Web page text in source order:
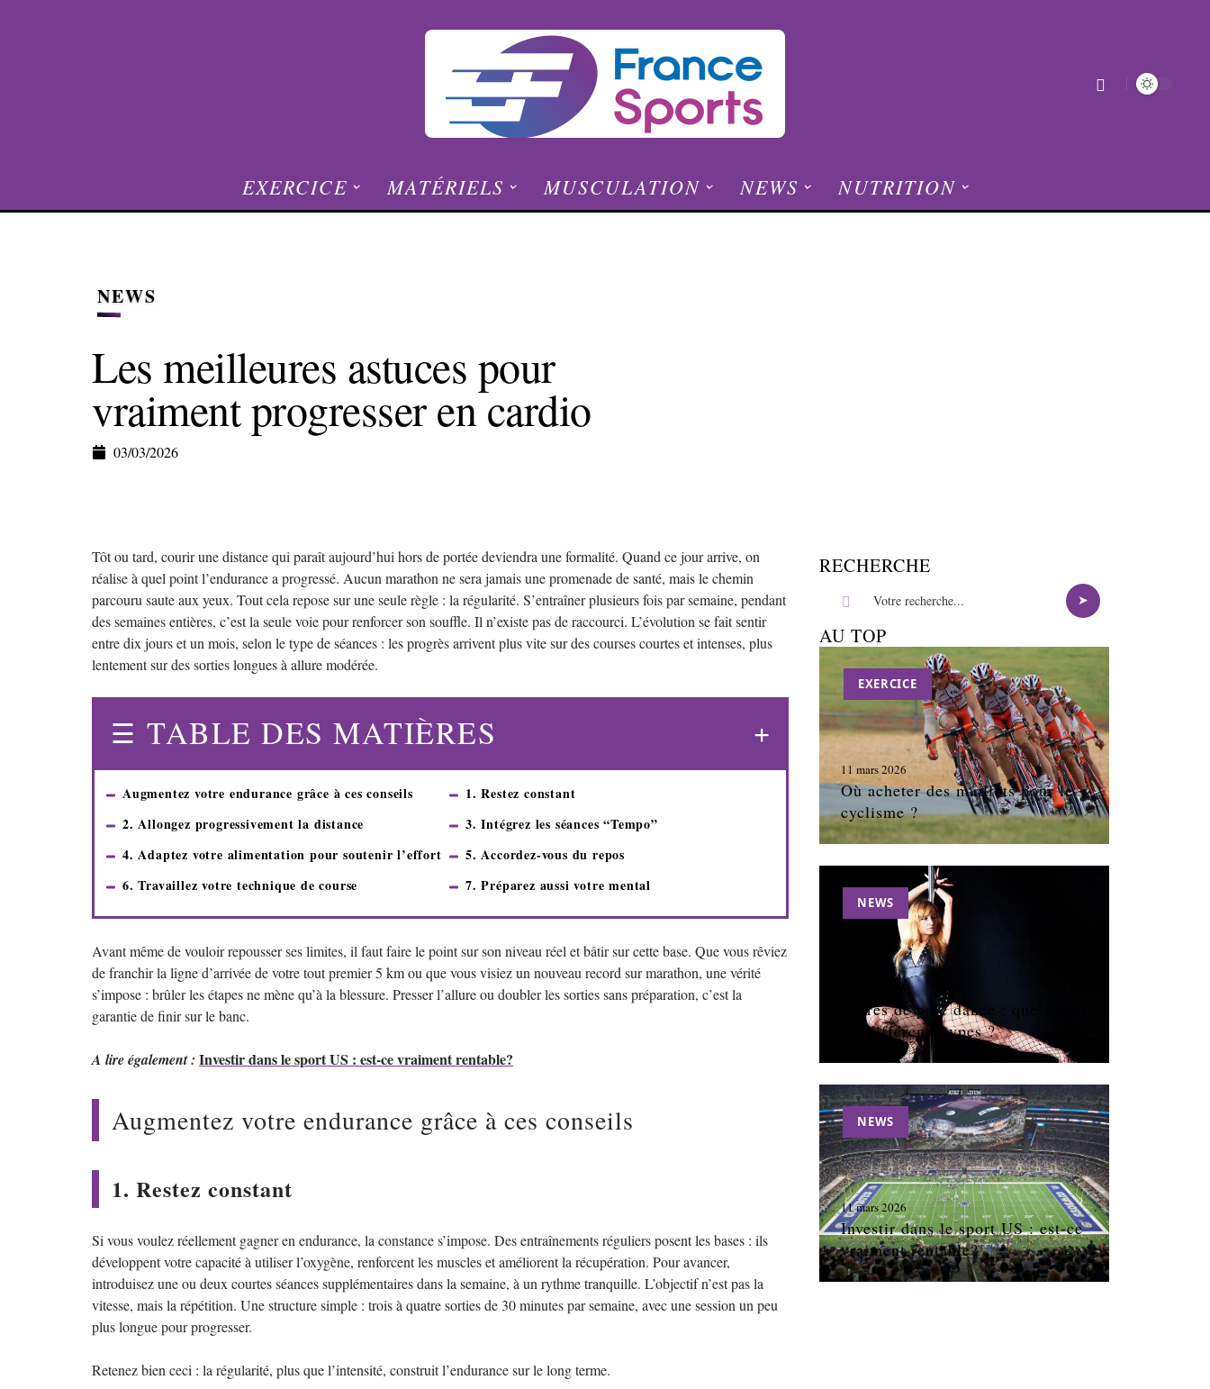
EXERCICE MATÉRIELS MUSCULATION NEWS NUTRITION
NEWS
Les meilleures astuces pour
vraiment progresser en cardio
03/03/2026
Tôt ou tard, courir une distance qui paraît aujourd’hui hors de portée deviendra une formalité. Quand ce jour arrive, on
réalise à quel point l’endurance a progressé. Aucun marathon ne sera jamais une promenade de santé, mais le chemin
parcouru saute aux yeux. Tout cela repose sur une seule règle : la régularité. S’entraîner plusieurs fois par semaine, pendant
des semaines entières, c’est la seule voie pour renforcer son souffle. Il n’existe pas de raccourci. L’évolution se fait sentir
entre dix jours et un mois, selon le type de séances : les progrès arrivent plus vite sur des courses courtes et intenses, plus
lentement sur des sorties longues à allure modérée.
TABLE DES MATIÈRES
Augmentez votre endurance grâce à ces conseils
1. Restez constant
2. Allongez progressivement la distance
3. Intégrez les séances “Tempo”
4. Adaptez votre alimentation pour soutenir l’effort
5. Accordez-vous du repos
6. Travaillez votre technique de course
7. Préparez aussi votre mental
Avant même de vouloir repousser ses limites, il faut faire le point sur son niveau réel et bâtir sur cette base. Que vous rêviez
de franchir la ligne d’arrivée de votre tout premier 5 km ou que vous visiez un nouveau record sur marathon, une vérité
s’impose : brûler les étapes ne mène qu’à la blessure. Presser l’allure ou doubler les sorties sans préparation, c’est la
garantie de finir sur le banc.
A lire également : Investir dans le sport US : est-ce vraiment rentable?
Augmentez votre endurance grâce à ces conseils
1. Restez constant
Si vous voulez réellement gagner en endurance, la constance s’impose. Des entraînements réguliers posent les bases : ils
développent votre capacité à utiliser l’oxygène, renforcent les muscles et améliorent la récupération. Pour avancer,
introduisez une ou deux courtes séances supplémentaires dans la semaine, à un rythme tranquille. L’objectif n’est pas la
vitesse, mais la répétition. Une structure simple : trois à quatre sorties de 30 minutes par semaine, avec une session un peu
plus longue pour progresser.
Retenez bien ceci : la régularité, plus que l’intensité, construit l’endurance sur le long terme.
RECHERCHE
AU TOP
EXERCICE
11 mars 2026
Où acheter des maillots pour le
cyclisme ?
NEWS
11 mars 2026
Barres de pole dance : quels sont
les différents types ?
NEWS
11 mars 2026
Investir dans le sport US : est-ce
vraiment rentable?